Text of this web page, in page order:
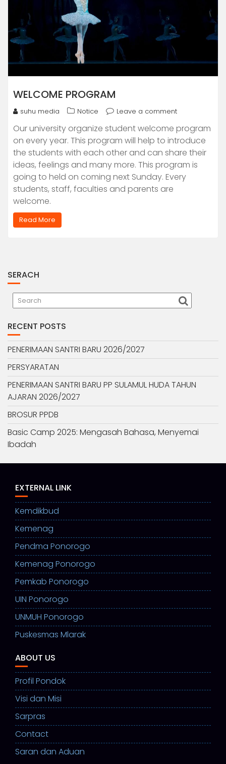
WELCOME PROGRAM
suhu media Notice Leave a comment
Our university organize student welcome program
on every year. This program will help to introduce
the students with each other and can share their
ideas, feelings and many more. This program is
going to held on coming next Sunday. Every
students, staff, faculties and parents are
welcome.
Read More
SERACH
RECENT POSTS
PENERIMAAN SANTRI BARU 2026/2027
PERSYARATAN
PENERIMAAN SANTRI BARU PP SULAMUL HUDA TAHUN
AJARAN 2026/2027
BROSUR PPDB
Basic Camp 2025: Mengasah Bahasa, Menyemai
Ibadah
EXTERNAL LINK
Kemdikbud
Kemenag
Pendma Ponorogo
Kemenag Ponorogo
Pemkab Ponorogo
UIN Ponorogo
UNMUH Ponorogo
Puskesmas Mlarak
ABOUT US
Profil Pondok
Visi dan Misi
Sarpras
Contact
Saran dan Aduan